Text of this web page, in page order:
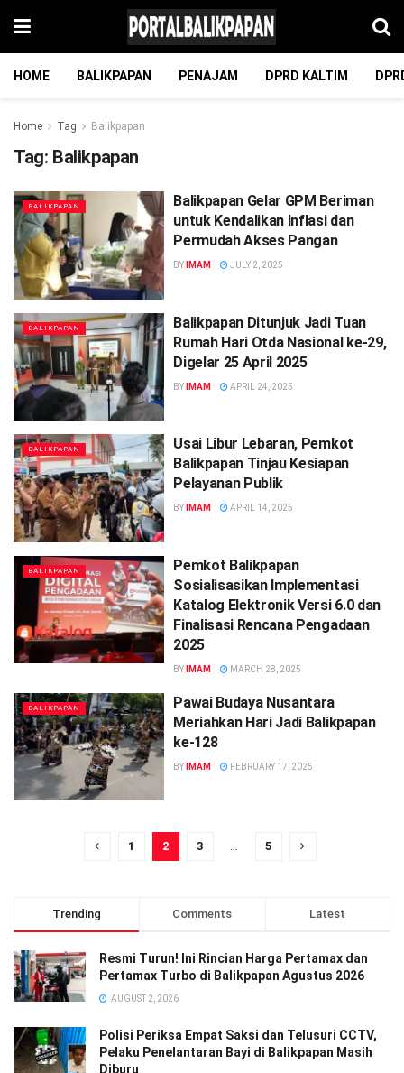
HOME BALIKPAPAN PENAJAM DPRD KALTIM
Home Tag Balikpapan
Tag: Balikpapan
BALIKPAPAN
Balikpapan Gelar GPM Beriman
untuk Kendalikan Inflasi dan
Permudah Akses Pangan
BY IMAM JULY 2, 2025
BALIKPAPAN
Balikpapan Ditunjuk Jadi Tuan
Rumah Hari Otda Nasional ke-29,
Digelar 25 April 2025
BY IMAM APRIL 24, 2025
BALIKPAPAN
Usai Libur Lebaran, Pemkot
Balikpapan Tinjau Kesiapan
Pelayanan Publik
BY IMAM APRIL 14, 2025
BALIKPAPAN
Pemkot Balikpapan
Sosialisasikan Implementasi
Katalog Elektronik Versi 6.0 dan
Finalisasi Rencana Pengadaan
2025
BY IMAM MARCH 28, 2025
BALIKPAPAN
Pawai Budaya Nusantara
Meriahkan Hari Jadi Balikpapan
ke-128
BY IMAM FEBRUARY 17, 2025
1 2 3 … 5
Trending Comments Latest
Resmi Turun! Ini Rincian Harga Pertamax dan
Pertamax Turbo di Balikpapan Agustus 2026
AUGUST 2, 2026
Polisi Periksa Empat Saksi dan Telusuri CCTV,
Pelaku Penelantaran Bayi di Balikpapan Masih
Diburu